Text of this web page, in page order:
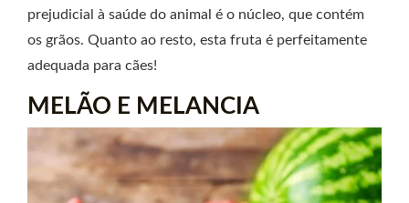
prejudicial à saúde do animal é o núcleo, que contém
os grãos. Quanto ao resto, esta fruta é perfeitamente
adequada para cães!
MELÃO E MELANCIA